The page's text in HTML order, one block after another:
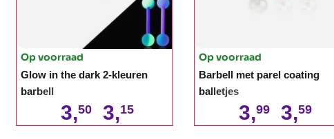
Op voorraad
Glow in the dark 2-kleuren
barbell
3,50 3,15
Op voorraad
Barbell met parel coating
balletjes
3,99 3,59